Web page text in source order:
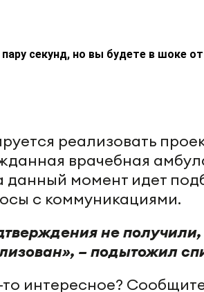
секунд, но вы будете в шоке
реализовать
врачебная
данный момент идет
с коммуникациями.
не
– подытожил
интересное?